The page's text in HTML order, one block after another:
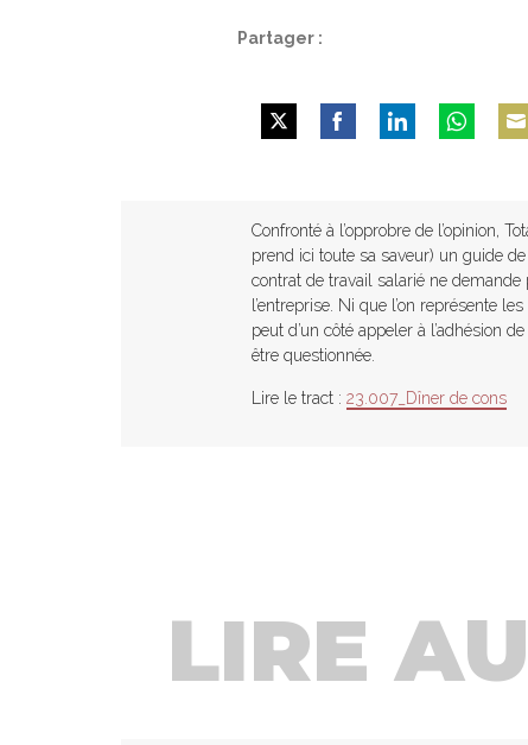
Partager :
Confronté à l’opprobre de l’opinion,
prend ici toute sa saveur) un guide
contrat de travail salarié ne demande
l’entreprise. Ni que l’on représente
peut d’un côté appeler à l’adhésion
être questionnée.
Lire le tract : 23.007_Dîner de cons
LIRE